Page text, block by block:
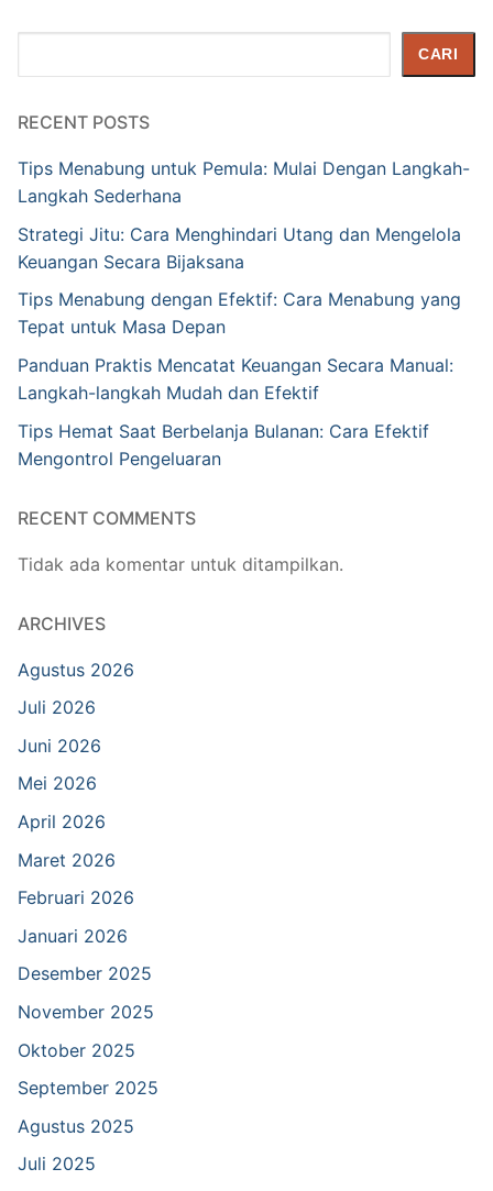
CARI
RECENT POSTS
Tips Menabung untuk Pemula: Mulai Dengan Langkah-
Langkah Sederhana
Strategi Jitu: Cara Menghindari Utang dan Mengelola
Keuangan Secara Bijaksana
Tips Menabung dengan Efektif: Cara Menabung yang
Tepat untuk Masa Depan
Panduan Praktis Mencatat Keuangan Secara Manual:
Langkah-langkah Mudah dan Efektif
Tips Hemat Saat Berbelanja Bulanan: Cara Efektif
Mengontrol Pengeluaran
RECENT COMMENTS
Tidak ada komentar untuk ditampilkan.
ARCHIVES
Agustus 2026
Juli 2026
Juni 2026
Mei 2026
April 2026
Maret 2026
Februari 2026
Januari 2026
Desember 2025
November 2025
Oktober 2025
September 2025
Agustus 2025
Juli 2025